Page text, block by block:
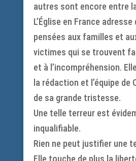
autres sont encore entre
L’Église en France adresse
pensées aux familles et
victimes qui se trouvent
et à l’incompréhension.
la rédaction et l’équipe de
de sa grande tristesse.
Une telle terreur est
inqualifiable.
Rien ne peut justifier une
Elle touche de plus la